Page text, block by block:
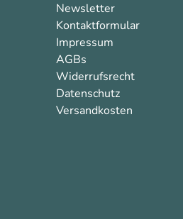
Newsletter
Kontaktformular
Impressum
AGBs
Widerrufsrecht
Datenschutz
Versandkosten